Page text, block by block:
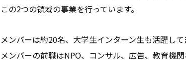
この2つの領域の事業を行っています。
メンバーは約20名、大学生インターン生も活躍して
メンバーの前職はNPO、コンサル、広告、教育機